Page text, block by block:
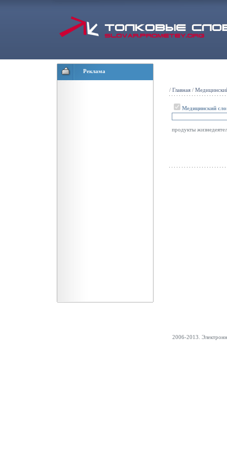
Реклама
/ Главная /
Медицинский
продукты
2006-2013.